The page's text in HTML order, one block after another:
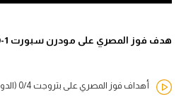
هدف فوز المصري على مودرن سبورت 1-0 (الدوري المصري)
أهداف فوز المصري على بتروجت 0/4 (الدوري المصري)